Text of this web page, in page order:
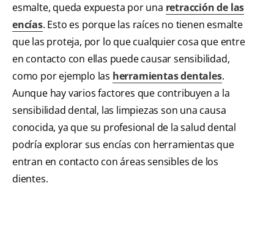
esmalte, queda expuesta por una retracción de las
encías. Esto es porque las raíces no tienen esmalte
que las proteja, por lo que cualquier cosa que entre
en contacto con ellas puede causar sensibilidad,
como por ejemplo las herramientas dentales.
Aunque hay varios factores que contribuyen a la
sensibilidad dental, las limpiezas son una causa
conocida, ya que su profesional de la salud dental
podría explorar sus encías con herramientas que
entran en contacto con áreas sensibles de los
dientes.